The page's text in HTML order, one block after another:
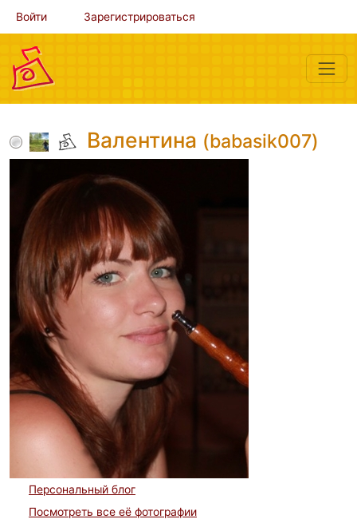
Войти Зарегистрироваться
Валентина (babasik007)
Персональный блог
Посмотреть все её фотографии